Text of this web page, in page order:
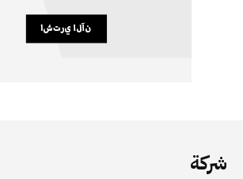
شركة